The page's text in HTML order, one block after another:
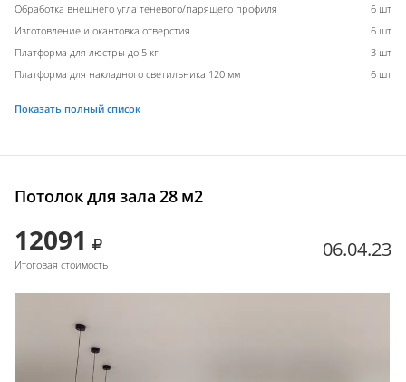
Обработка внешнего угла теневого/парящего профиля
6 шт
Изготовление и окантовка отверстия
6 шт
Платформа для люстры до 5 кг
3 шт
Платформа для накладного светильника 120 мм
6 шт
Показать полный список
Потолок для зала 28 м2
12091
Итоговая стоимость
06.04.23